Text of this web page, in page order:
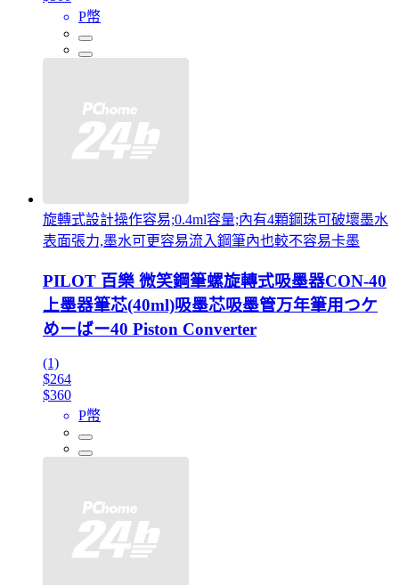
P幣
旋轉式設計操作容易;0.4ml容量;內有4顆鋼珠可破壞墨水
表面張力,墨水可更容易流入鋼筆內也較不容易卡墨
PILOT 百樂 微笑鋼筆螺旋轉式吸墨器CON-40
上墨器筆芯(40ml)吸墨芯吸墨管万年筆用つケ
めーばー40 Piston Converter
(1)
$264
$360
P幣